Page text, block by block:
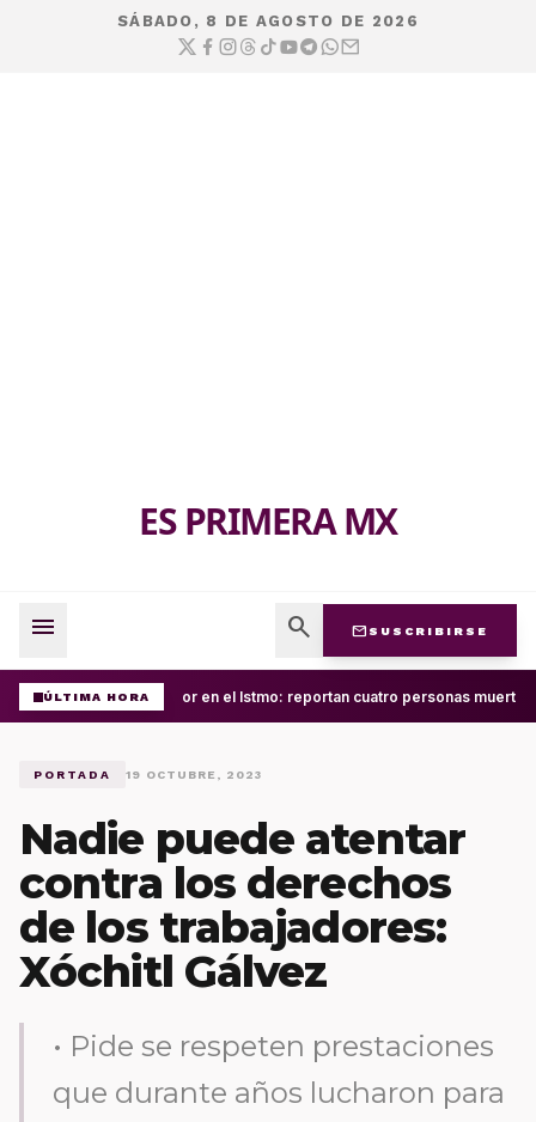
SÁBADO, 8 DE AGOSTO DE 2026
ES PRIMERA MX
menu search mail SUSCRIBIRSE
ÚLTIMA HORATerror en el Istmo: reportan cuatro personas muertas
PORTADA 19 OCTUBRE, 2023
Nadie puede atentar
contra los derechos
de los trabajadores:
Xóchitl Gálvez
• Pide se respeten prestaciones
que durante años lucharon para